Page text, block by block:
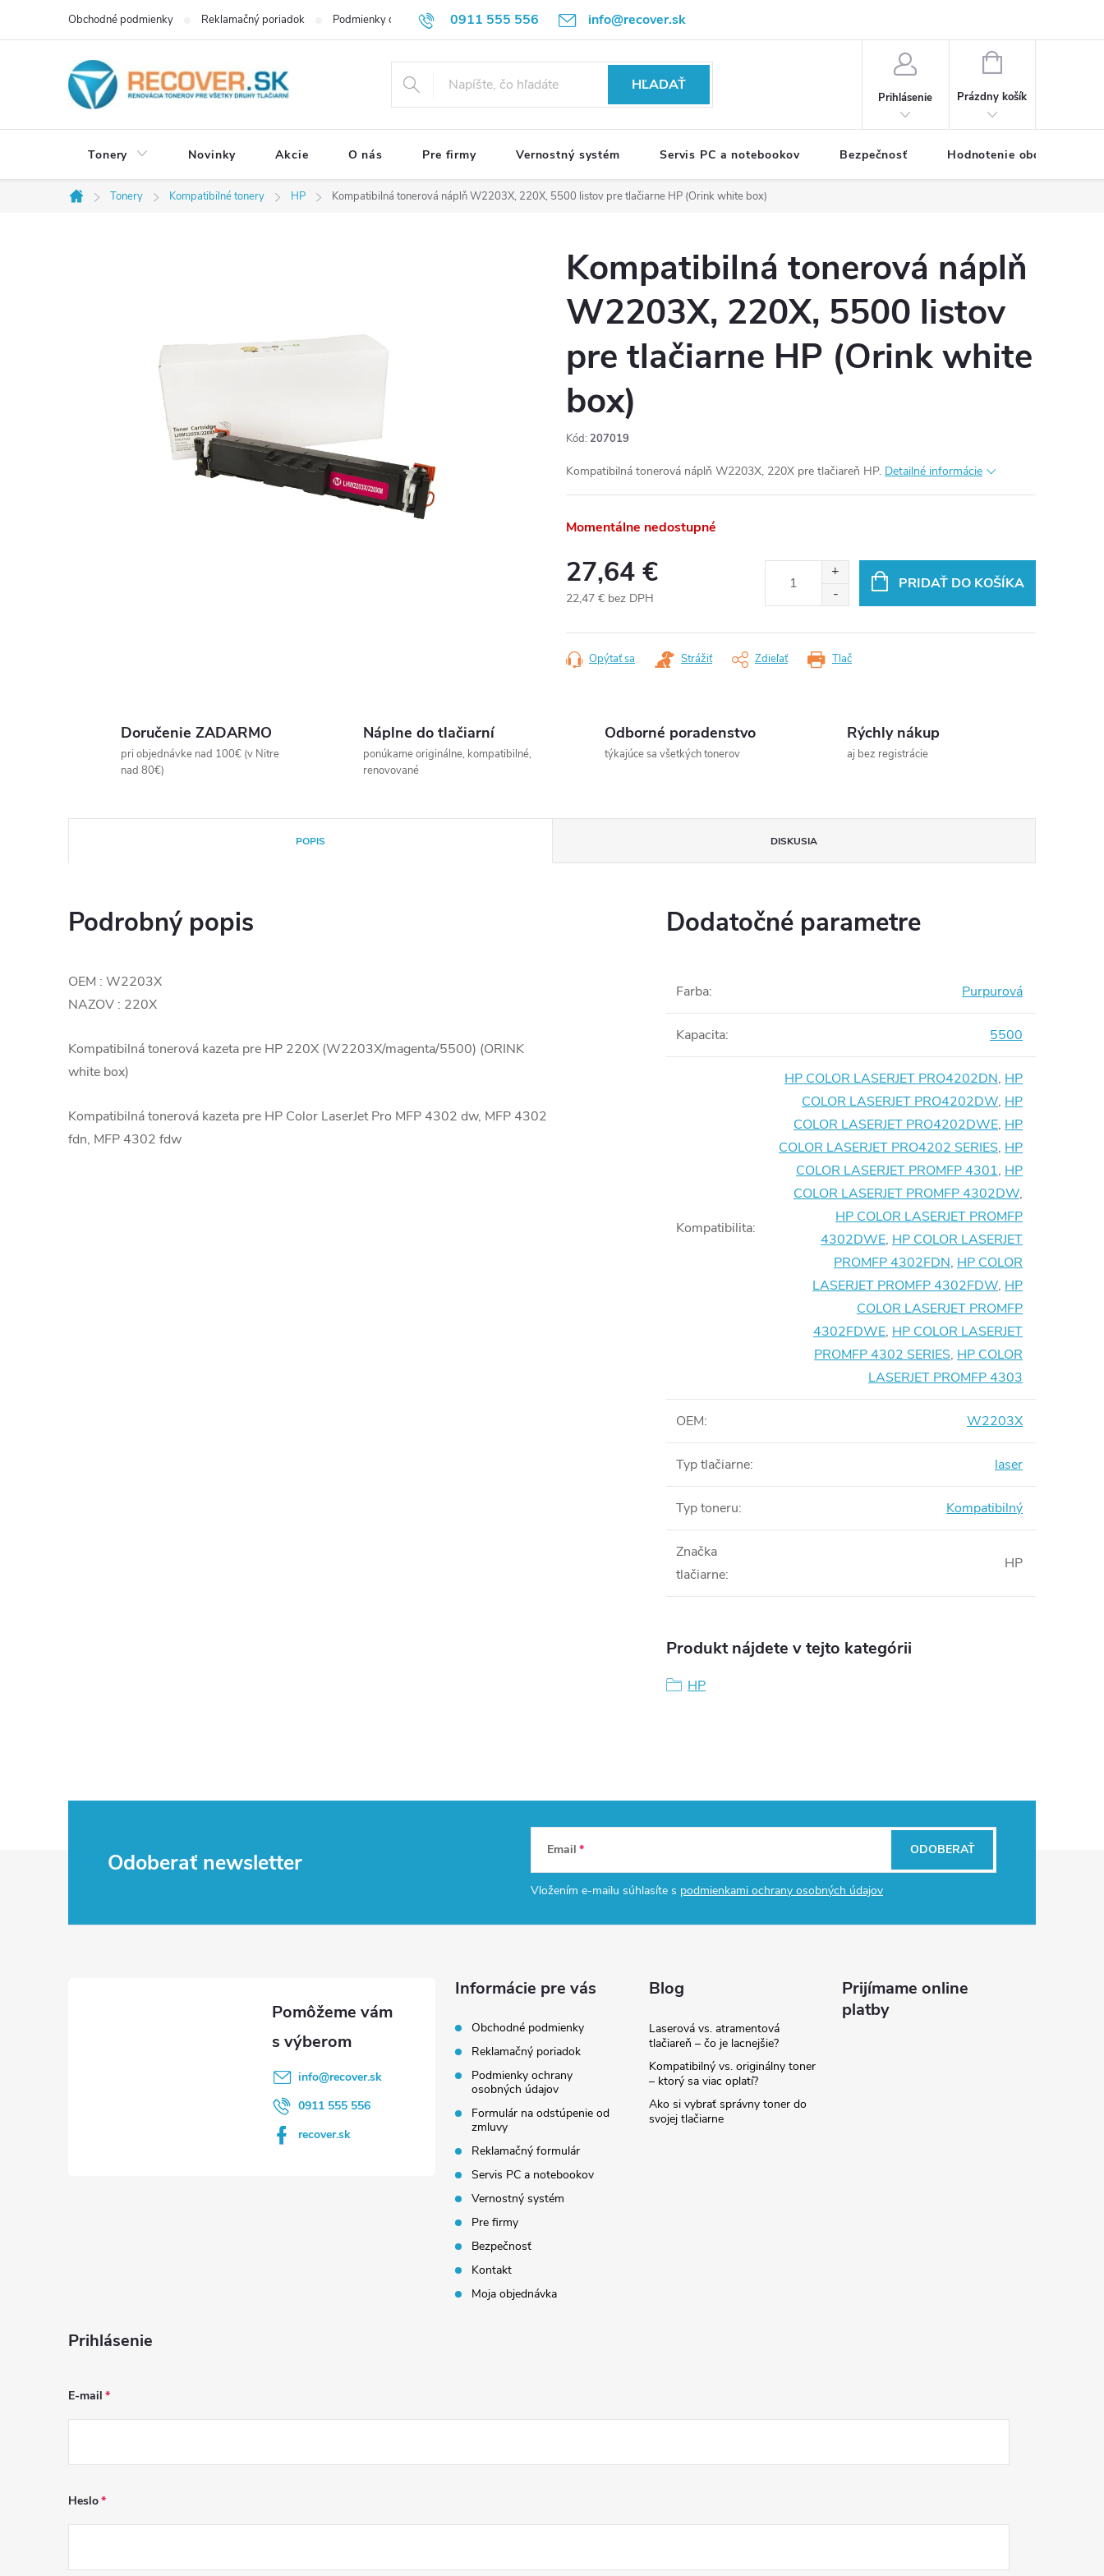
0911 555 556 info@recover.sk
Obchodné podmienky Reklamačný poriadok Podmienky ochrany osobných údajov Formulár na odstúpenie od zmluvy
HĽADAŤ
Prihlásenie
NÁKUPNÝ
Prázdny košík
Tonery Novinky Akcie O nás Pre firmy Vernostný systém Servis PC a notebookov Bezpečnosť Hodnotenie obchodu
Domov
Tonery Kompatibilné tonery HP Kompatibilná tonerová náplň W2203X, 220X, 5500 listov pre tlačiarne HP (Orink white box)
Kompatibilná tonerová náplň
W2203X, 220X, 5500 listov
pre tlačiarne HP (Orink white
box)
Kód: 207019
Kompatibilná tonerová náplň W2203X, 220X pre tlačiareň HP. Detailné informácie
Momentálne nedostupné
27,64 €
22,47 € bez DPH
cena:
PRIDAŤ DO KOŠÍKA
Tlač
Opýtať sa Strážiť Zdieľať
Doručenie ZADARMO
pri objednávke nad 100€ (v Nitre
nad 80€)
Náplne do tlačiarní
ponúkame originálne, kompatibilné,
renovované
Odborné poradenstvo
týkajúce sa všetkých tonerov
Rýchly nákup
aj bez registrácie
POPIS DISKUSIA
Podrobný popis
OEM : W2203X
NAZOV : 220X
Kompatibilná tonerová kazeta pre HP 220X (W2203X/magenta/5500) (ORINK
white box)
Kompatibilná tonerová kazeta pre HP Color LaserJet Pro MFP 4302 dw, MFP 4302
fdn, MFP 4302 fdw
Dodatočné parametre
Farba: Purpurová
Kapacita: 5500
Kompatibilita:
HP COLOR LASERJET PRO4202DN, HP
COLOR LASERJET PRO4202DW, HP
COLOR LASERJET PRO4202DWE, HP
COLOR LASERJET PRO4202 SERIES, HP
COLOR LASERJET PROMFP 4301, HP
COLOR LASERJET PROMFP 4302DW,
HP COLOR LASERJET PROMFP
4302DWE, HP COLOR LASERJET
PROMFP 4302FDN, HP COLOR
LASERJET PROMFP 4302FDW, HP
COLOR LASERJET PROMFP
4302FDWE, HP COLOR LASERJET
PROMFP 4302 SERIES, HP COLOR
LASERJET PROMFP 4303
OEM: W2203X
Typ tlačiarne: laser
Typ toneru: Kompatibilný
Značka
tlačiarne:
HP
Produkt nájdete v tejto kategórii
HP
Odoberať newsletter Email
Vložením e-mailu súhlasíte s podmienkami ochrany osobných údajov
ODOBERAŤ
info@recover.sk
0911 555 556
recover.sk
Informácie pre vás
Obchodné podmienky
Reklamačný poriadok
Podmienky ochrany
osobných údajov
Formulár na odstúpenie od
zmluvy
Reklamačný formulár
Servis PC a notebookov
Vernostný systém
Pre firmy
Bezpečnosť
Kontakt
Moja objednávka
Blog
Laserová vs. atramentová
tlačiareň – čo je lacnejšie?
Kompatibilný vs. originálny toner
– ktorý sa viac oplatí?
Ako si vybrať správny toner do
svojej tlačiarne
Prijímame online
platby
Prihlásenie
E-mail
Heslo